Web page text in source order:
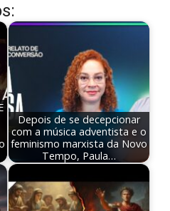
Depois de se decepcionar
com a música adventista e o
feminismo marxista da Novo
Tempo, Paula…